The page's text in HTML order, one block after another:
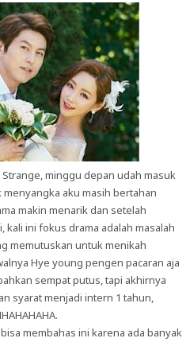
minggu depan udah masuk
aku masih bertahan
makin menarik dan setelah
kali ini fokus drama adalah masalah
memutuskan untuk menikah
Hye young pengen pacaran aja
sempat putus, tapi akhirnya
syarat menjadi intern 1 tahun,
membahas ini karena ada banyak